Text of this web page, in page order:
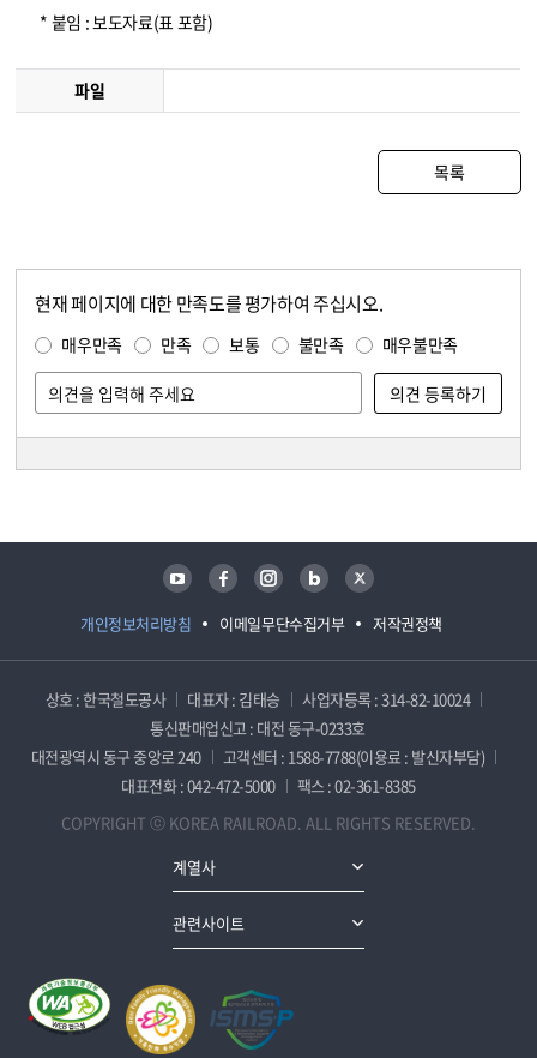
* 붙임 : 보도자료(표 포함)
파일
목록
현재 페이지에 대한 만족도를 평가하여 주십시오.
매우만족 만족 보통 불만족 매우불만족
개인정보처리방침 이메일무단수집거부 저작권정책
유튜브 페이스북 인스타그램 블로그 트위터
상호 : 한국철도공사 대표자 : 김태승
사업자등록 : 314-82-10024
통신판매업신고 : 대전 동구-0233호
대전광역시 동구 중앙로 240
고객센터 : 1588-7788(이용료 : 발신자부담)
대표전화 : 042-472-5000
팩스 : 02-361-8385
COPYRIGHT ⓒ KOREA RAILROAD. ALL RIGHTS RESERVED.
계열사
관련사이트